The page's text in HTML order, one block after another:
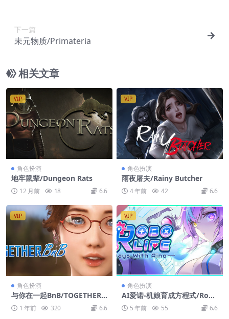
下一篇
未元物质/Primateria
相关文章
VIP
角色扮演
地牢鼠辈/Dungeon Rats
12 月前 18 6.6
VIP
角色扮演
雨夜屠夫/Rainy Butcher
4 年前 42 6.6
VIP
角色扮演
与你在一起BnB/TOGETHER
BnB1 年前 320 6.6
VIP
角色扮演
AI爱诺-机娘育成方程式/Robo
Life-Days with Aino
5 年前 55 6.6